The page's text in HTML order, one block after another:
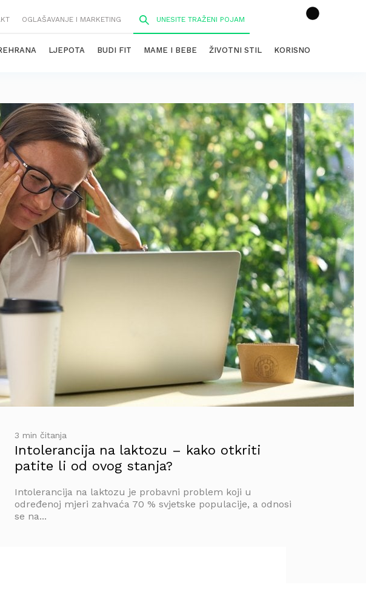
OGLAŠAVANJE I MARKETING
LJEPOTA BUDI FIT MAME I BEBE ŽIVOTNI STIL KORISNO
3 min čitanja
Intolerancija na laktozu – kako otkriti
patite li od ovog stanja?
Intolerancija na laktozu je probavni problem koji u
određenoj mjeri zahvaća 70 % svjetske populacije, a odnosi
se na...